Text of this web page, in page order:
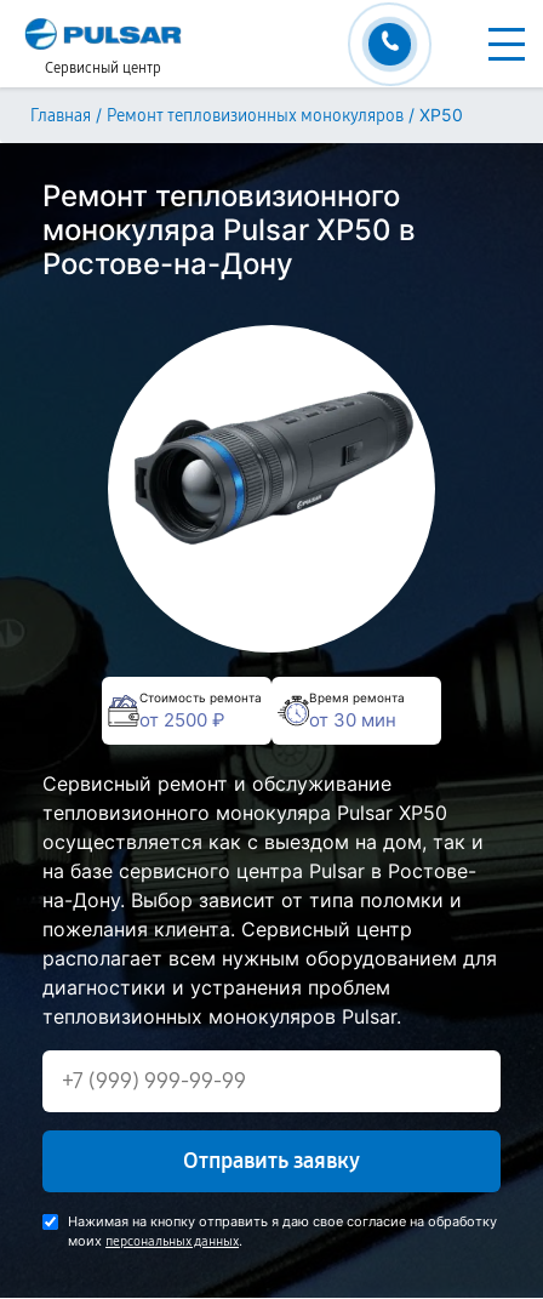
Сервисный центр
Главная / Ремонт тепловизионных монокуляров / XP50
Ремонт тепловизионного
монокуляра Pulsar XP50 в
Ростове-на-Дону
Стоимость ремонта
от 2500 ₽
Время ремонта
от 30 мин
Сервисный ремонт и обслуживание
тепловизионного монокуляра Pulsar XP50
осуществляется как с выездом на дом, так и
на базе сервисного центра Pulsar в Ростове-
на-Дону. Выбор зависит от типа поломки и
пожелания клиента. Сервисный центр
располагает всем нужным оборудованием для
диагностики и устранения проблем
тепловизионных монокуляров Pulsar.
Отправить заявку
Нажимая на кнопку отправить я даю свое согласие на обработку
моих персональных данных.